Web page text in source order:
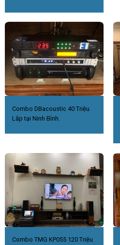
Combo DBacoustic 40 Triệu
Lắp tại Ninh Bình.
Combo TMG KP055 120 Triệu